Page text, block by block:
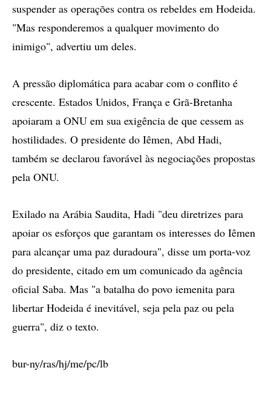
suspender as operações contra os rebeldes em Hodeida.
"Mas responderemos a qualquer movimento do
inimigo", advertiu um deles.
A pressão diplomática para acabar com o conflito é
crescente. Estados Unidos, França e Grã-Bretanha
apoiaram a ONU em sua exigência de que cessem as
hostilidades. O presidente do Iêmen, Abd Hadi,
também se declarou favorável às negociações propostas
pela ONU.
Exilado na Arábia Saudita, Hadi "deu diretrizes para
apoiar os esforços que garantam os interesses do Iêmen
para alcançar uma paz duradoura", disse um porta-voz
do presidente, citado em um comunicado da agência
oficial Saba. Mas "a batalha do povo iemenita para
libertar Hodeida é inevitável, seja pela paz ou pela
guerra", diz o texto.
bur-ny/ras/hj/me/pc/lb